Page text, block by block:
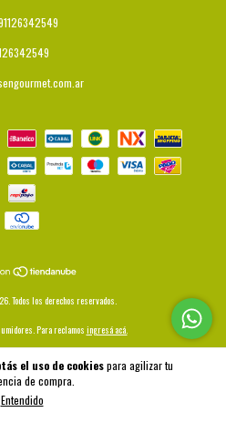
el uso de cookiespara agilizar tu
de compra.
Entendido
Todos los derechos reservados.
Para reclamos ingresá acá.
arrepentimiento